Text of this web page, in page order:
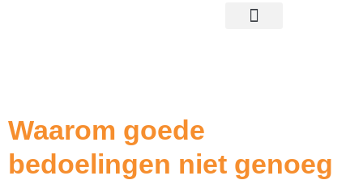
Waarom goede
bedoelingen niet genoeg